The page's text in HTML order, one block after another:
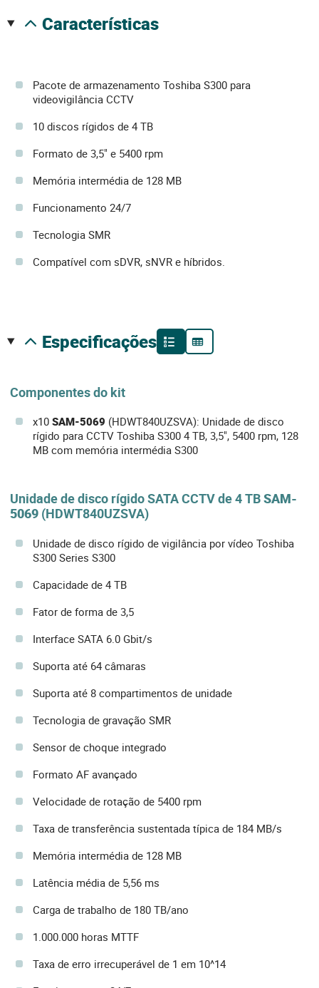
características
Pacote de armazenamento Toshiba S300 para
videovigilância CCTV
10 discos rígidos de 4 TB
Formato de 3,5" e 5400 rpm
Memória intermédia de 128 MB
Funcionamento 24/7
Tecnologia SMR
Compatível com sDVR, sNVR e híbridos.
especificações
Componentes do kit
x10 SAM-5069 (HDWT840UZSVA): Unidade de disco
rígido para CCTV Toshiba S300 4 TB, 3,5", 5400 rpm, 128
MB com memória intermédia S300
Unidade de disco rígido SATA CCTV de 4 TBSAM-
5069 (HDWT840UZSVA)
Unidade de disco rígido de vigilância por vídeo Toshiba
S300 Series S300
Capacidade de 4 TB
Fator de forma de 3,5
Interface SATA 6.0 Gbit/s
Suporta até 64 câmaras
Suporta até 8 compartimentos de unidade
Tecnologia de gravação SMR
Sensor de choque integrado
Formato AF avançado
Velocidade de rotação de 5400 rpm
Taxa de transferência sustentada típica de 184 MB/s
Memória intermédia de 128 MB
Latência média de 5,56 ms
Carga de trabalho de 180 TB/ano
1.000.000 horas MTTF
Taxa de erro irrecuperável de 1 em 10^14